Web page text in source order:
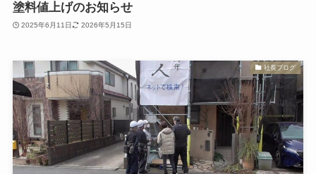
塗料値上げのお知らせ
2025年6月11日 2026年5月15日
社長ブログ